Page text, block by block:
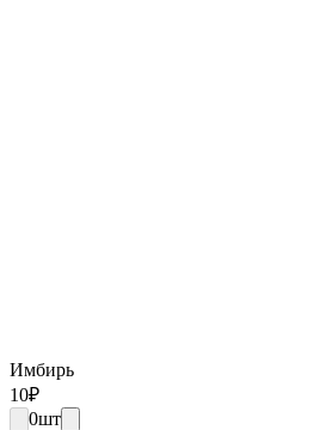
Имбирь
10₽
0шт